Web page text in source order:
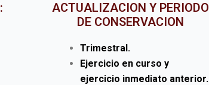
ACTUALIZACION Y PERIODO
DE CONSERVACION
Trimestral.
Ejercicio en curso y
ejercicio inmediato anterior.